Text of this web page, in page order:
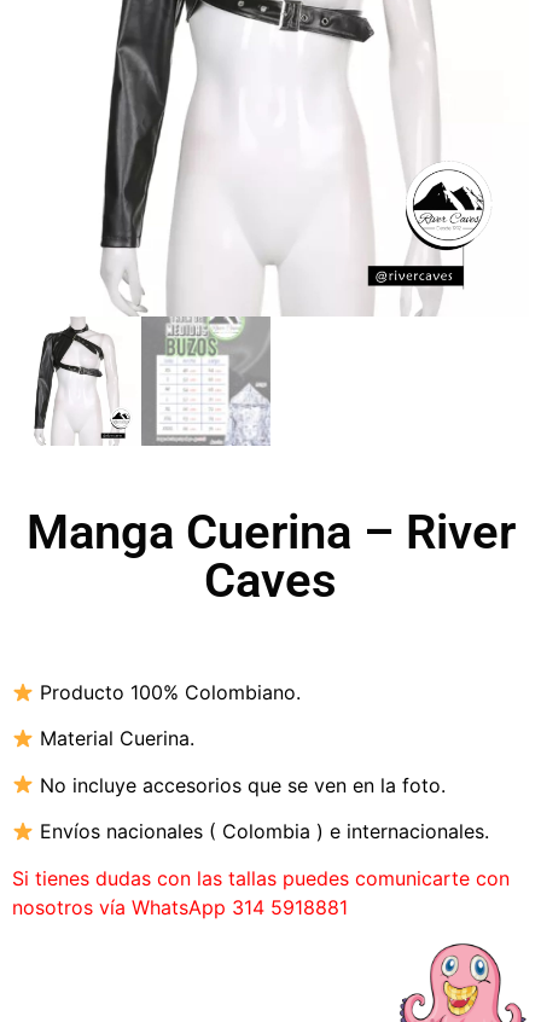
Manga Cuerina – River
Caves
Producto 100% Colombiano.
Material Cuerina.
No incluye accesorios que se ven en la foto.
Envíos nacionales ( Colombia ) e internacionales.
Si tienes dudas con las tallas puedes comunicarte con
nosotros vía WhatsApp 314 5918881